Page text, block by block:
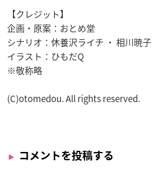
【クレジット】
企画・原案：おとめ堂
シナリオ：休養沢ライチ ・ 相川暁子
イラスト：ひもだQ
※敬称略
(C)otomedou. All rights reserved.
コメントを投稿する